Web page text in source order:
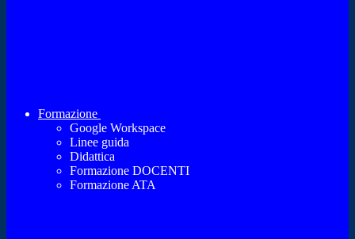
Formazione
Google Workspace
Linee guida
Didattica
Formazione DOCENTI
Formazione ATA